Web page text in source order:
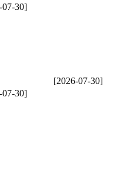
07-30]
[2026-07-30]
07-30]